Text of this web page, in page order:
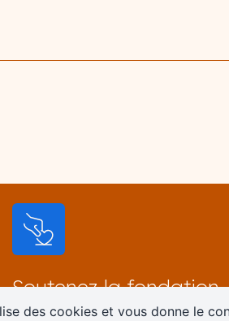
des cookies et vous donne le
Soutenez la fondation
Faites un don